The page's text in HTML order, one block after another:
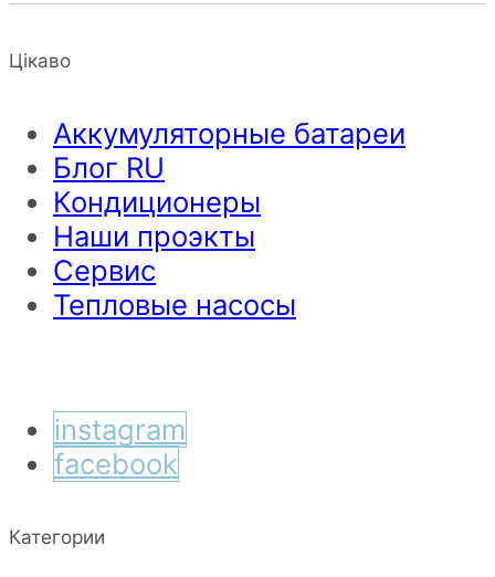
Цікаво
Аккумуляторные батареи
Блог RU
Кондиционеры
Наши проэкты
Сервис
Тепловые насосы
instagram
facebook
Категории